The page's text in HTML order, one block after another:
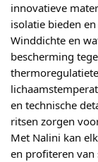
innovatieve
isolatie bieden
Winddichte en
bescherming
en technische
ritsen zorgen
Met Nalini kan
en profiteren van